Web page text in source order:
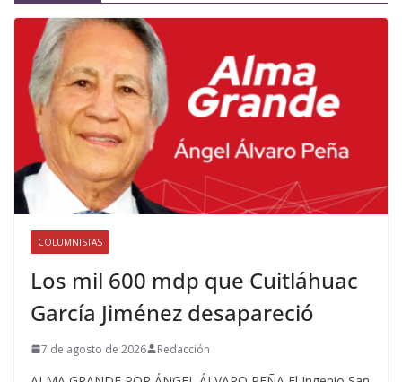
COLUMNISTAS
Los mil 600 mdp que Cuitláhuac
García Jiménez desapareció
7 de agosto de 2026 Redacción